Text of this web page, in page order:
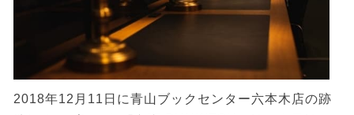
2018年12月11日に青山ブックセンター六本木店の跡